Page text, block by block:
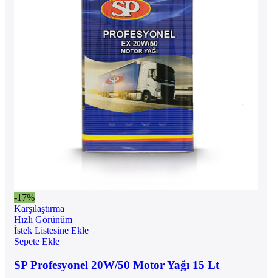
-17%
Karşılaştırma
Hızlı Görünüm
İstek Listesine Ekle
Sepete Ekle
SP Profesyonel 20W/50 Motor Yağı 15 Lt